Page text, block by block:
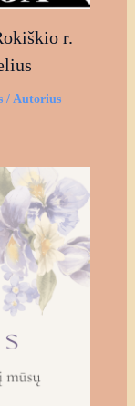
r.
/ Autorius